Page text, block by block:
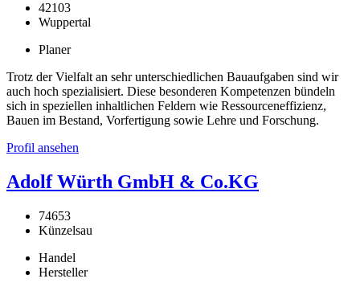
42103
Wuppertal
Planer
Trotz der Vielfalt an sehr unterschiedlichen Bauaufgaben sind wir
auch hoch spezialisiert. Diese besonderen Kompetenzen bündeln
sich in speziellen inhaltlichen Feldern wie Ressourceneffizienz,
Bauen im Bestand, Vorfertigung sowie Lehre und Forschung.
Profil ansehen
Adolf Würth GmbH & Co.KG
74653
Künzelsau
Handel
Hersteller